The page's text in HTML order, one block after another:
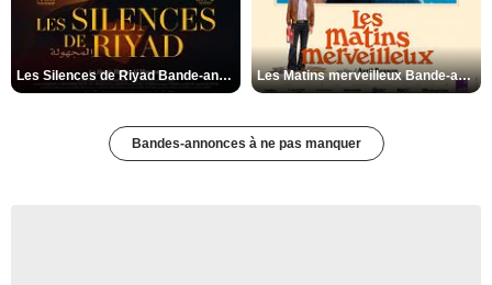
Les Silences de Riyad Bande-annonce VO STFR Les Matins merveilleux Bande-annonce VF
Bandes-annonces à ne pas manquer